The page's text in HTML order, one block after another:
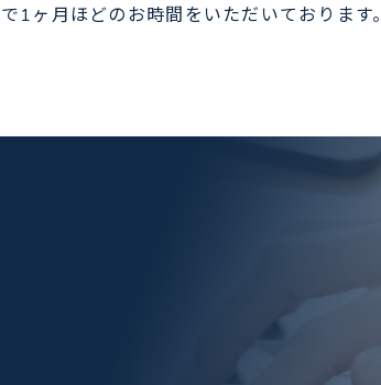
1ヶ月ほどのお時間をいただいております。